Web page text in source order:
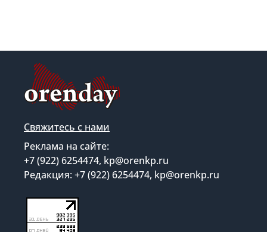
Свяжитесь с нами
Реклама на сайте:
+7 (922) 6254474, kp@orenkp.ru
Редакция: +7 (922) 6254474, kp@orenkp.ru